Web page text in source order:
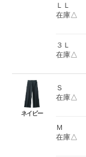
ＬＬ
在庫△
３Ｌ
在庫△
ネイビー
Ｓ
在庫△
Ｍ
在庫△